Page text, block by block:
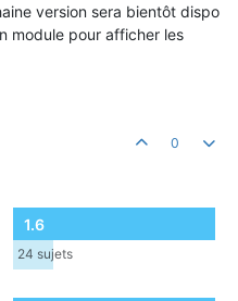
version sera bientôt dispo
module pour afficher les
0
1.6
24 sujets